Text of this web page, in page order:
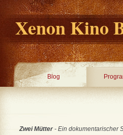
Xenon Kino
Blog
Zwei Mütter - Ein dokumentarischer